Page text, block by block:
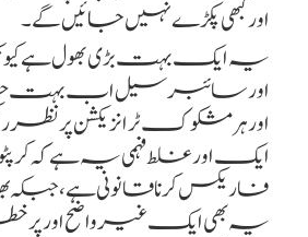
اور کبھی پکڑے نہیں جائیں گے۔
یہ ایک بہت بڑی بھول ہے
اور سائبر سیل اب بہت
اور ہر مشکوک ٹرانزیکشن پر
ایک اور غلط فہمی یہ ہے کہ
فاریکس کرنا قانونی ہے،
یہ بھی ایک غیر واضح اور